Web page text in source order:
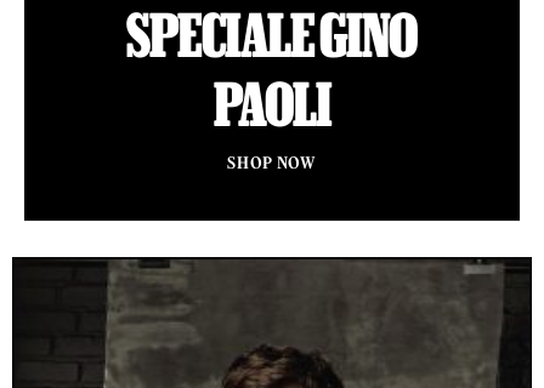
SPECIALE GINO
PAOLI
SHOP NOW